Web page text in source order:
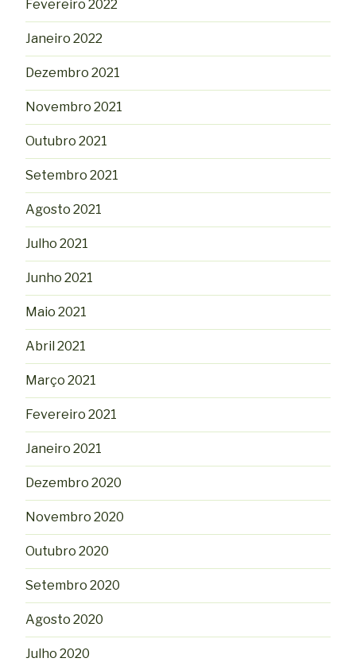
Fevereiro 2022
Janeiro 2022
Dezembro 2021
Novembro 2021
Outubro 2021
Setembro 2021
Agosto 2021
Julho 2021
Junho 2021
Maio 2021
Abril 2021
Março 2021
Fevereiro 2021
Janeiro 2021
Dezembro 2020
Novembro 2020
Outubro 2020
Setembro 2020
Agosto 2020
Julho 2020